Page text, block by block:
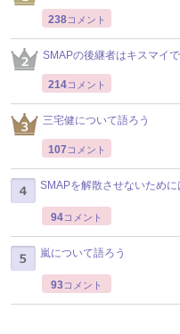
238コメント
SMAPの後継者はキスマイ
214コメント
三宅健について語ろう
107 コメント
SMAPを解散させないため
94コメント
嵐について語ろう
93コメント